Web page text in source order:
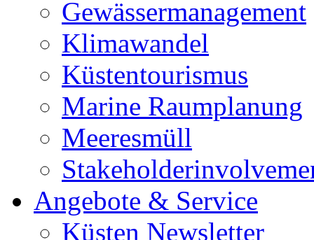
Gewässermanagement
Klimawandel
Küstentourismus
Marine Raumplanung
Meeresmüll
Angebote & Service
Küsten Newsletter